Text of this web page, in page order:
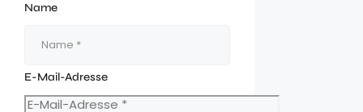
Name
E-Mail-Adresse